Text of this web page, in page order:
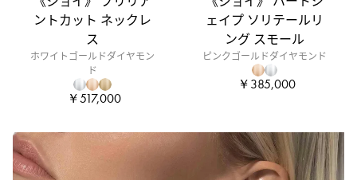
ントカット ネックレ
ス
ホワイトゴールドダイヤモン
ド
￥517,000
ェイプ ソリテールリ
ング スモール
ピンクゴールドダイヤモンド
￥385,000